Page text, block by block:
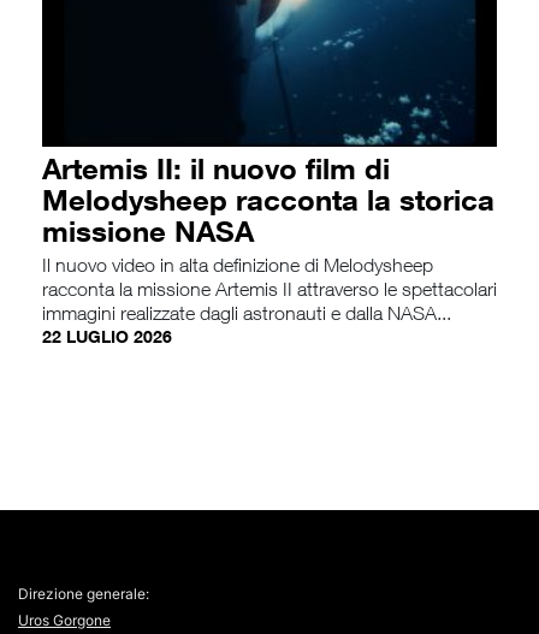
Artemis II: il nuovo film di
Melodysheep racconta la storica
missione NASA
Il nuovo video in alta definizione di Melodysheep
racconta la missione Artemis II attraverso le spettacolari
immagini realizzate dagli astronauti e dalla NASA...
22 LUGLIO 2026
Direzione generale:
Uros Gorgone